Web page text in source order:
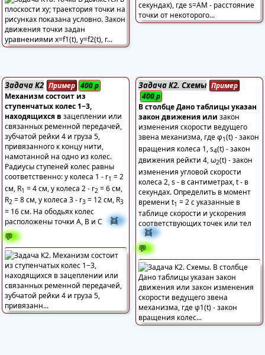
Задача К2 Пример 400р
Механизм состоит из
ступенчатых колес 1−3,
находящихся в зацеплении или
связанных ременной передачей,
зубчатой рейки 4 и груза 5,
привязанного к концу нити,
намотанной на одно из колес.
Радиусы ступеней колес равны
соответственно: у колеса 1 - r1 = 2
см, R1 = 4 см, у колеса 2 - r2 = 6 см,
R2 = 8 см, у колеса 3 - r3 = 12 см, R3
= 16 см. На ободьях колес
расположены точки A, B и C
👯
💬
Задача К2. Схемы Пример
400р
В столбце Дано таблицы указан
закон движения или закон
изменения скорости ведущего
звена механизма, где φ1(t) - закон
вращения колеса 1, s4(t) - закон
движения рейкти 4, ω2(t) - закон
изменения угловой скорости
колеса 2, s - в сантиметрах, t - в
секундах. Определить в момент
времени t1 = 2 с указанные в
таблице скорости и ускорения
соответствующих точек или тел
👯
💬